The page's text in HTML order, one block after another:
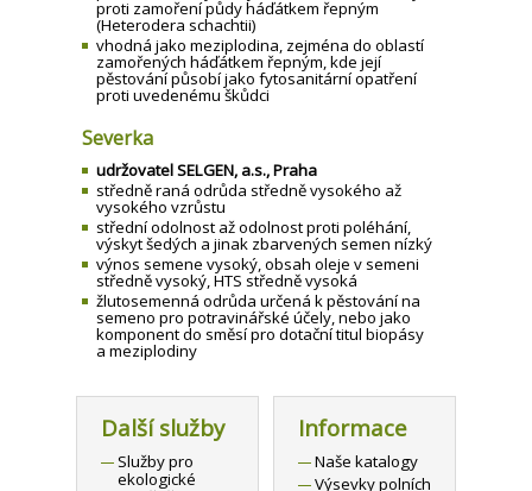
Další služby
Služby pro
ekologické
Informace
Naše katalogy
Výsevky polních
proti zamoření půdy háďátkem řepným
(Heterodera schachtii)
vhodná jako meziplodina, zejména do oblastí
zamořených háďátkem řepným, kde její
pěstování působí jako fytosanitární opatření
proti uvedenému škůdci
Severka
udržovatel SELGEN, a.s., Praha
středně raná odrůda středně vysokého až
vysokého vzrůstu
střední odolnost až odolnost proti poléhání,
výskyt šedých a jinak zbarvených semen nízký
výnos semene vysoký, obsah oleje v semeni
středně vysoký, HTS středně vysoká
žlutosemenná odrůda určená k pěstování na
semeno pro potravinářské účely, nebo jako
komponent do směsí pro dotační titul biopásy
a meziplodiny